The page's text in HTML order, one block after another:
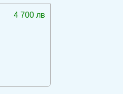
4 700 лв